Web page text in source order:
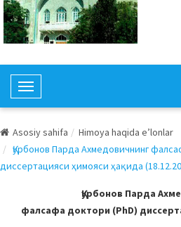
T
o
g
l
e
a
Asosiy sahifa
Himoya haqida e’lonlar
Қурбонов Парда Ахмедовичнинг
диссертацияси ҳимояси ҳақида
Қурбонов Парда
фалсафа доктори (PhD)